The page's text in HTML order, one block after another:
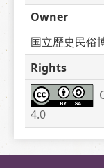
Owner
国立歴史民俗
Rights
4.0